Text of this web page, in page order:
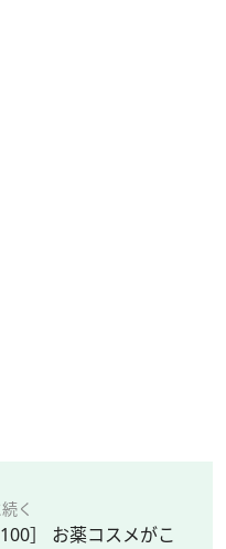
く
］ お薬コスメがこ